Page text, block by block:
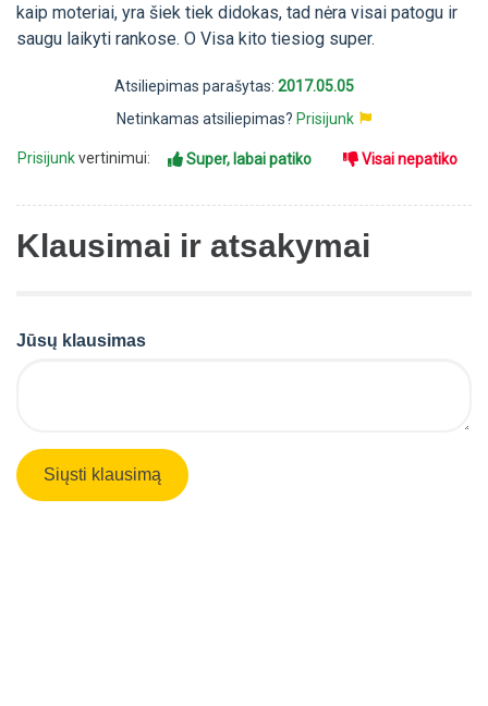
kaip moteriai, yra šiek tiek didokas, tad nėra visai patogu ir
saugu laikyti rankose. O Visa kito tiesiog super.
Atsiliepimas parašytas: 2017.05.05
Netinkamas atsiliepimas? Prisijunk
Prisijunkvertinimui: Super, labai patiko Visai nepatiko
Klausimai ir atsakymai
Jūsų klausimas